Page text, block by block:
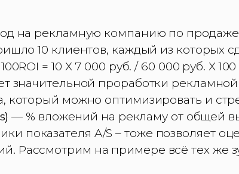
на рекламную компанию по продаже
10 клиентов, каждый из которых
= 10 Х 7 000 руб. / 60 000 руб. Х
значительной проработки
который можно оптимизировать и
— % вложений на рекламу от общей
показателя A/S – тоже позволяет
Рассмотрим на примере всё тех же